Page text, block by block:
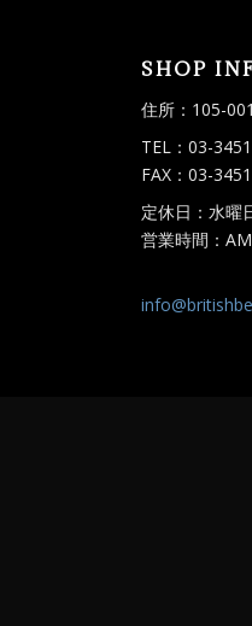
SHOP
住所：105-
TEL：03-
FAX：03-
定休日：水曜
営業時間：